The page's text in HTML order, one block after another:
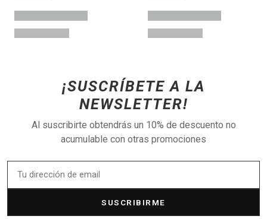
¡SUSCRÍBETE A LA
NEWSLETTER!
Al suscribirte obtendrás un 10% de descuento no
acumulable con otras promociones
SUSCRIBIRME